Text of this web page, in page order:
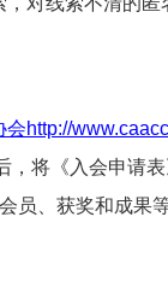
会http://
，将 《入会申请
员、获奖和成果